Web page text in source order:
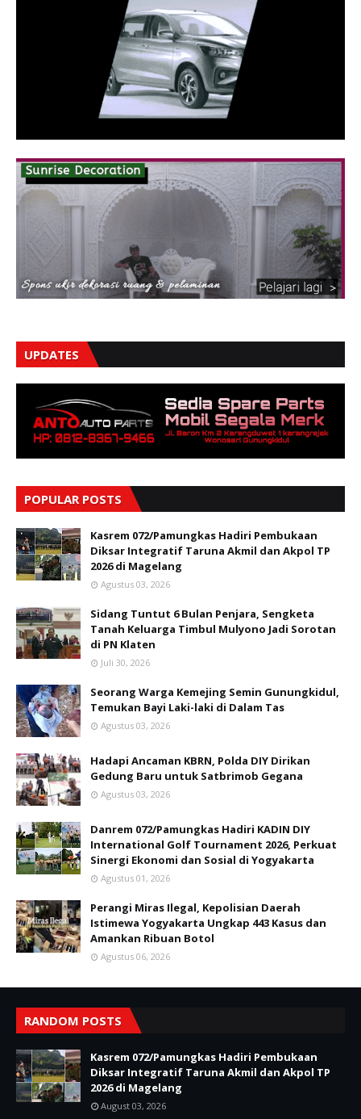
UPDATES
POPULAR POSTS
Kasrem 072/Pamungkas Hadiri Pembukaan
Diksar Integratif Taruna Akmil dan Akpol TP
2026 di Magelang
Agustus 03, 2026
Sidang Tuntut 6 Bulan Penjara, Sengketa
Tanah Keluarga Timbul Mulyono Jadi Sorotan
di PN Klaten
Juli 30, 2026
Seorang Warga Kemejing Semin Gunungkidul,
Temukan Bayi Laki-laki di Dalam Tas
Agustus 03, 2026
Hadapi Ancaman KBRN, Polda DIY Dirikan
Gedung Baru untuk Satbrimob Gegana
Agustus 03, 2026
Danrem 072/Pamungkas Hadiri KADIN DIY
International Golf Tournament 2026, Perkuat
Sinergi Ekonomi dan Sosial di Yogyakarta
Agustus 01, 2026
Perangi Miras Ilegal, Kepolisian Daerah
Istimewa Yogyakarta Ungkap 443 Kasus dan
Amankan Ribuan Botol
Agustus 06, 2026
RANDOM POSTS
Kasrem 072/Pamungkas Hadiri Pembukaan
Diksar Integratif Taruna Akmil dan Akpol TP
2026 di Magelang
August 03, 2026